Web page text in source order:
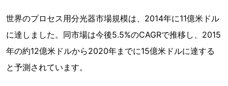
世界のプロセス用分光器市場規模は、2014年に11億米ドル
に達しました。同市場は今後5.5%のCAGRで推移し、2015
年の約12億米ドルから2020年までに15億米ドルに達する
と予測されています。